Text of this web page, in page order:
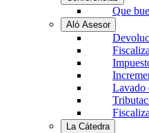
Que
Aló Asesor
Lavado
La Cátedra